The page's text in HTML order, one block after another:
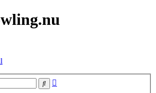
Sök